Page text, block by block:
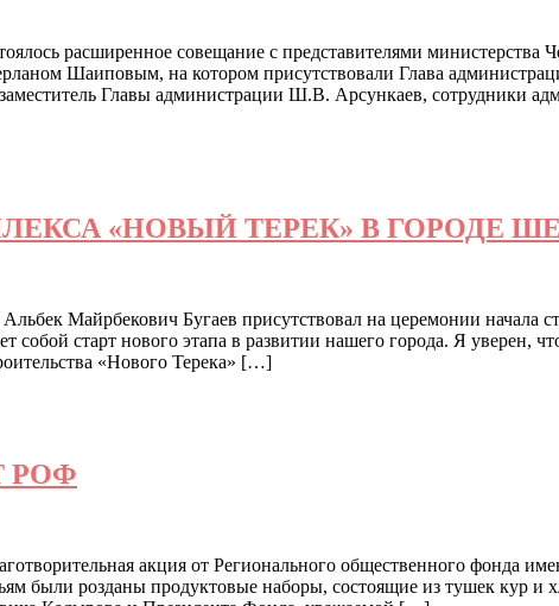
расширенное совещание с представителями
Шаиповым, на котором присутствовали Глава
Главы администрации Ш.В. Арсункаев, сотрудники
«НОВЫЙ ТЕРЕК» В ГОРОДЕ
Майрбекович Бугаев присутствовал на церемонии начала
старт нового этапа в развитии нашего города. Я уверен,
«Нового Терека» […]
РОФ
акция от Регионального общественного фонда
розданы продуктовые наборы, состоящие из тушек кур и